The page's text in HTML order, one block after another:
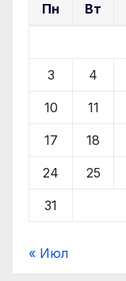
Пн Вт
3 4
10 11
17 18
24 25
31
« Июл